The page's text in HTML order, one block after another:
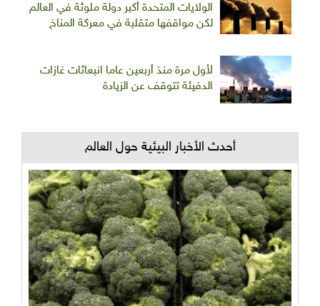
الولايات المتحدة أكبر دولة ملوثة في العالم
لكن مواقفها متقلبة في معركة المناخ
لأول مرة منذ أربعين عاما انبعاثات غازات
الدفيئة تتوقف عن الزيادة
أحدث الأخبار البيئية حول العالم